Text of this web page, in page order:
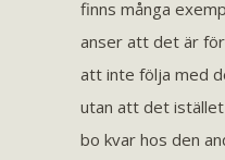
finns många
anser att det är
att inte följa med
utan att det
bo kvar hos den